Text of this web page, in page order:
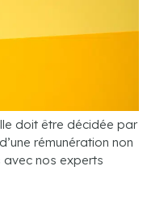
doit être décidée par
rémunération non
nos experts